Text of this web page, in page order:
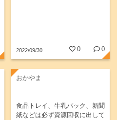
2022/09/30 0 0
おかやま
食品トレイ、牛乳パック、新聞
紙などは必ず資源回収に出して